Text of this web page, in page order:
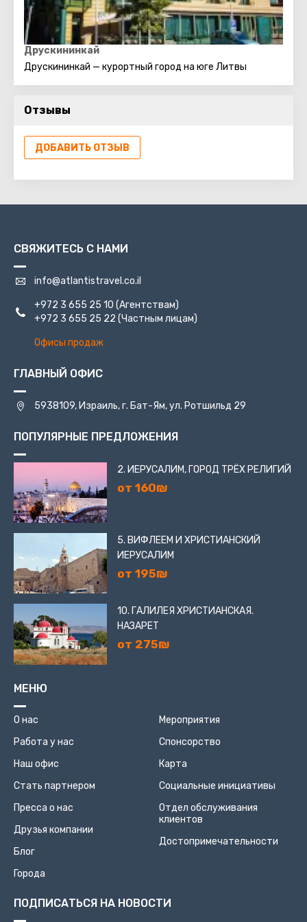
Друскининкай
Друскининкай — курортный город на юге Литвы
Отзывы
ДОБАВИТЬ ОТЗЫВ
СВЯЖИТЕСЬ С НАМИ
info@atlantistravel.co.il
+972 3 655 25 10 (Агентствам)
+972 3 655 25 22 (Частным лицам)
Офисы продаж
ГЛАВНЫЙ ОФИС
5938109, Израиль, г. Бат-Ям, ул. Ротшильд 29
ПОПУЛЯРНЫЕ ПРЕДЛОЖЕНИЯ
2. ИЕРУСАЛИМ, ГОРОД ТРЁХ РЕЛИГИЙ
от 160₪
5. ВИФЛЕЕМ И ХРИСТИАНСКИЙ
ИЕРУСАЛИМ
от 195₪
10. ГАЛИЛЕЯ ХРИСТИАНСКАЯ.
НАЗАРЕТ
от 275₪
МЕНЮ
О нас
Работа у нас
Наш офис
Стать партнером
Пресса о нас
Друзья компании
Блог
Города
Мероприятия
Спонсорство
Карта
Социальные инициативы
Отдел обслуживания
клиентов
Достопримечательности
ПОДПИСАТЬСЯ НА НОВОСТИ